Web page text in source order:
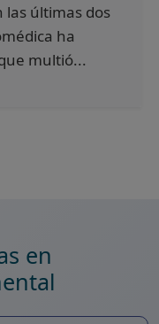
las últimas dos
ha
multió...
en